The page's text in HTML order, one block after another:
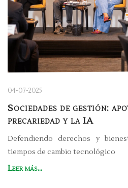
04-07-2025
Sociedades de gestión:
precariedad y la IA
Defendiendo derechos y
tiempos de cambio tecnológico
Leer más...